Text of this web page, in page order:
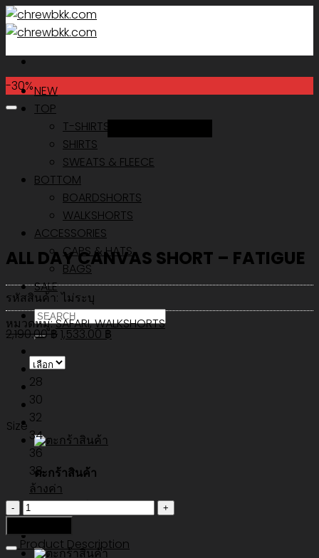
Skip
to
NEW
TOP
T-SHIRTS
SHIRTS
SWEATS & FLEECE
BOTTOM
BOARDSHORTS
WALKSHORTS
ACCESSORIES
CAPS & HATS
BAGS
SALE
ค้นหา:
ตะกร้าสินค้า
ไม่มีสินค้าในตะกร้า
-30%
ALL DAY CANVAS SHORT – FATIGUE
รหัสสินค้า:ไม่ระบุ
หมวดหมู่:SAFARI,WALKSHORTS
2,190.00฿Original
was:
1,533.00฿Current
Size
28
30
32
34
36
38
ล้างค่า
จำนวน
DAY
Product Description